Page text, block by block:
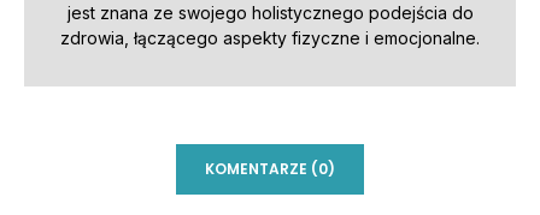
jest znana ze swojego holistycznego podejścia do
zdrowia, łączącego aspekty fizyczne i emocjonalne.
KOMENTARZE (0)